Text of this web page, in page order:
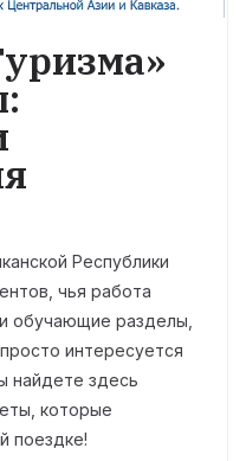
Республики
чья работа
обучающие разделы,
интересуется
найдете здесь
которые
поездке!